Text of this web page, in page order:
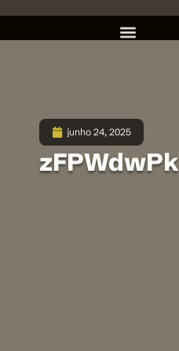
junho 24, 2025
zFPWdwPk